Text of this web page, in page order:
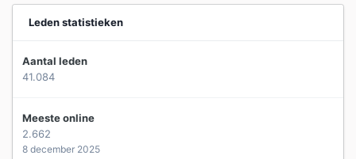
Leden statistieken
Aantal leden
41.084
Meeste online
2.662
8 december 2025